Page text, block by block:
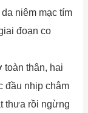
niêm mạc tím
đoạn co
toàn thân, hai
đầu nhịp châm
thưa rồi ngừng